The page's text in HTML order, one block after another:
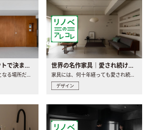
キッチンはレイアウトで決まる。後悔しないための考え方と選び方
キッチンは生活の中心となる場所だからこそ、家の中のどこに置..
世界の名作家具｜愛され続ける理由と一生モノとの出会い方
家具には、何十年経っても愛され続ける「名作」と呼ばれるもの..
デザイン